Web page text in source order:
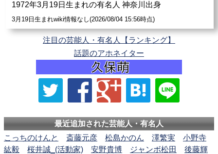
1972年3月19日生まれの有名人 神奈川出身
3月19日生まれwiki情報なし(2026/08/04 15:56時点)
注目の芸能人・有名人【ランキング】
話題のアホネイター
最近追加された芸能人・有名人
こっちのけんと
斎藤元彦 松島かのん 澤繁実
小野寺
紘毅
桜井誠_(活動家) 安野貴博 ジャンボ松田
後藤輝